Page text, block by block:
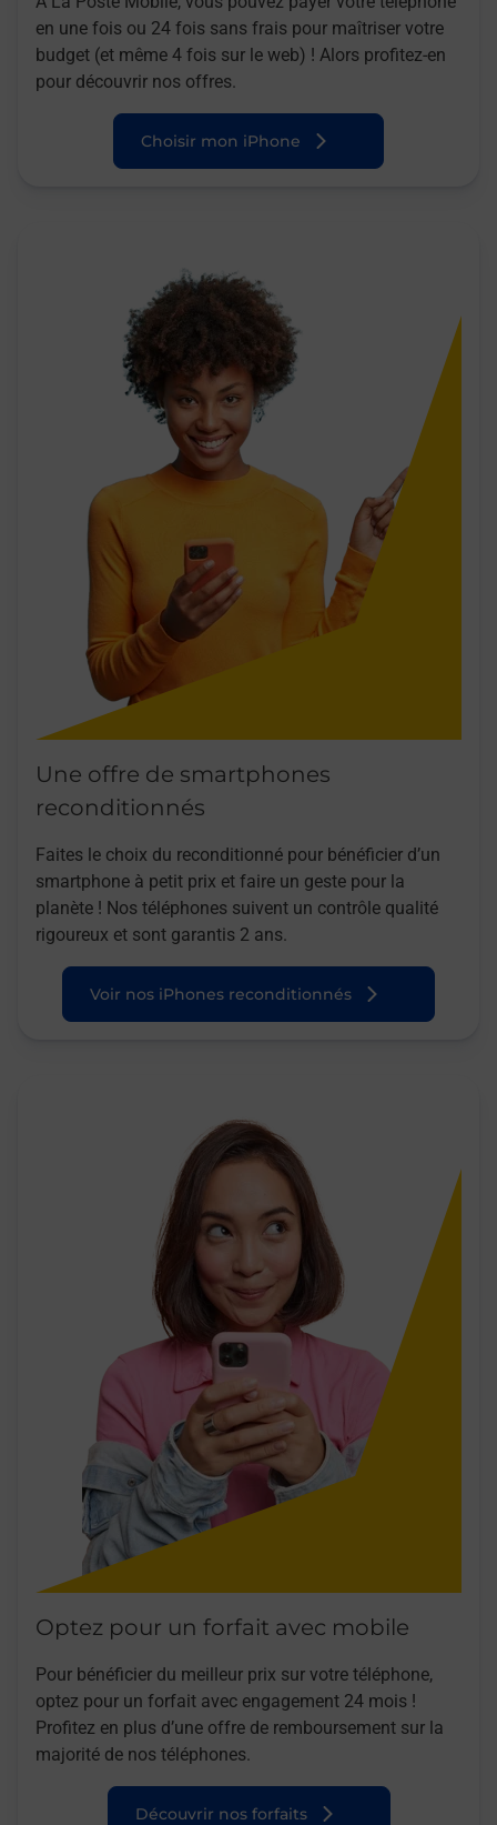
en une fois ou 24 fois sans frais pour maîtriser votre
budget (et même 4 fois sur le web) ! Alors profitez-en
pour découvrir nos offres.
Choisir mon iPhone
Une offre de smartphones
reconditionnés
Faites le choix du reconditionné pour bénéficier d’un
smartphone à petit prix et faire un geste pour la
planète ! Nos téléphones suivent un contrôle qualité
rigoureux et sont garantis 2 ans.
Voir nos iPhones reconditionnés
Optez pour un forfait avec mobile
Pour bénéficier du meilleur prix sur votre téléphone,
optez pour un forfait avec engagement 24 mois !
Profitez en plus d’une offre de remboursement sur la
majorité de nos téléphones.
Découvrir nos forfaits